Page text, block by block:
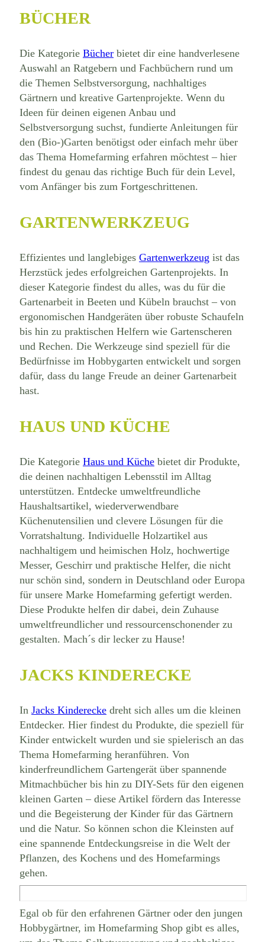
BÜCHER
Die Kategorie Bücher bietet dir eine handverlesene
Auswahl an Ratgebern und Fachbüchern rund um
die Themen Selbstversorgung, nachhaltiges
Gärtnern und kreative Gartenprojekte. Wenn du
Ideen für deinen eigenen Anbau und
Selbstversorgung suchst, fundierte Anleitungen für
den (Bio-)Garten benötigst oder einfach mehr über
das Thema Homefarming erfahren möchtest – hier
findest du genau das richtige Buch für dein Level,
vom Anfänger bis zum Fortgeschrittenen.
GARTENWERKZEUG
Effizientes und langlebiges Gartenwerkzeug ist das
Herzstück jedes erfolgreichen Gartenprojekts. In
dieser Kategorie findest du alles, was du für die
Gartenarbeit in Beeten und Kübeln brauchst – von
ergonomischen Handgeräten über robuste Schaufeln
bis hin zu praktischen Helfern wie Gartenscheren
und Rechen. Die Werkzeuge sind speziell für die
Bedürfnisse im Hobbygarten entwickelt und sorgen
dafür, dass du lange Freude an deiner Gartenarbeit
hast.
HAUS UND KÜCHE
Die Kategorie Haus und Küche bietet dir Produkte,
die deinen nachhaltigen Lebensstil im Alltag
unterstützen. Entdecke umweltfreundliche
Haushaltsartikel, wiederverwendbare
Küchenutensilien und clevere Lösungen für die
Vorratshaltung. Individuelle Holzartikel aus
nachhaltigem und heimischen Holz, hochwertige
Messer, Geschirr und praktische Helfer, die nicht
nur schön sind, sondern in Deutschland oder Europa
für unsere Marke Homefarming gefertigt werden.
Diese Produkte helfen dir dabei, dein Zuhause
umweltfreundlicher und ressourcenschonender zu
gestalten. Mach´s dir lecker zu Hause!
JACKS KINDERECKE
In Jacks Kinderecke dreht sich alles um die kleinen
Entdecker. Hier findest du Produkte, die speziell für
Kinder entwickelt wurden und sie spielerisch an das
Thema Homefarming heranführen. Von
kinderfreundlichem Gartengerät über spannende
Mitmachbücher bis hin zu DIY-Sets für den eigenen
kleinen Garten – diese Artikel fördern das Interesse
und die Begeisterung der Kinder für das Gärtnern
und die Natur. So können schon die Kleinsten auf
eine spannende Entdeckungsreise in die Welt der
Pflanzen, des Kochens und des Homefarmings
gehen.
Egal ob für den erfahrenen Gärtner oder den jungen
Hobbygärtner, im Homefarming Shop gibt es alles,